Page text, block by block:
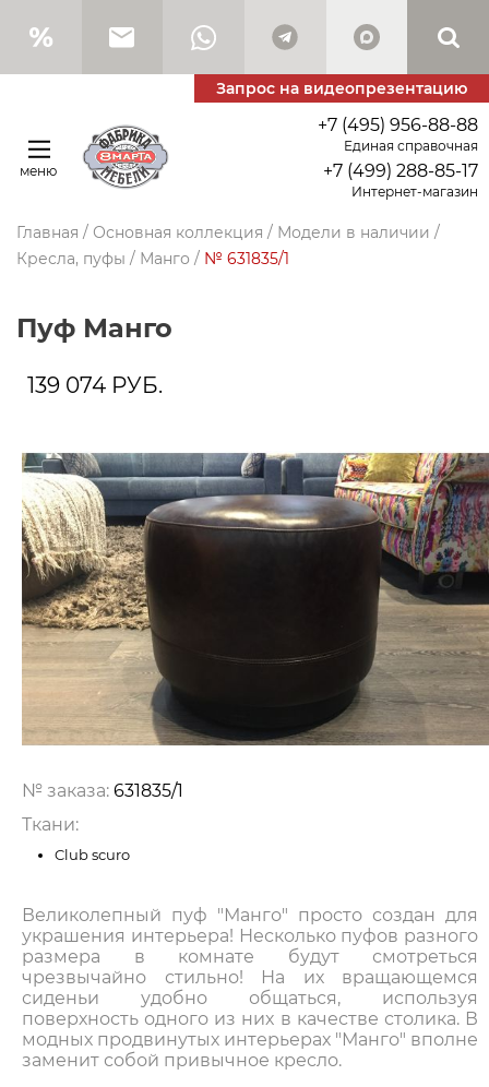
Запрос на видеопрезентацию
меню
+7 (495) 956-88-88
Единая справочная
+7 (499) 288-85-17
Интернет-магазин
Главная / Основная коллекция / Модели в наличии /
Кресла, пуфы / Манго / № 631835/1
Пуф Манго
139 074 РУБ.
№ заказа: 631835/1
Ткани:
Club scuro
Великолепный пуф "Манго" просто создан для
украшения интерьера! Несколько пуфов разного
размера в комнате будут смотреться
чрезвычайно стильно! На их вращающемся
сиденьи удобно общаться, используя
поверхность одного из них в качестве столика. В
модных продвинутых интерьерах "Манго" вполне
заменит собой привычное кресло.